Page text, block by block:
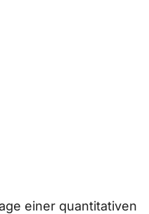
einer quantitativen